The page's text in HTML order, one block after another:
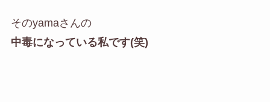
そのyamaさんの
中毒になっている私です(笑)